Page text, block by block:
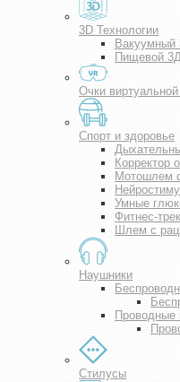
3D Технологии
Вакуумный
Пищевой
Очки
Спорт и здоровье
Корректор
Мотошлем
Умные
Фитнес-
Шлем с
Наушники
Проводные
Стилусы